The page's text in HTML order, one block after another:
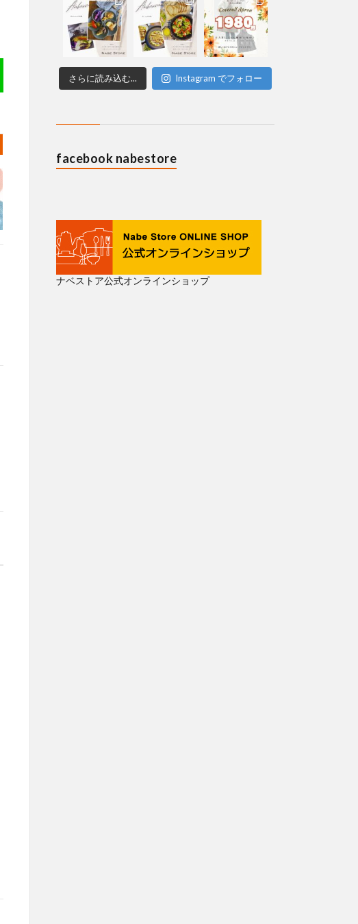
さらに読み込む... Instagram でフォロー
facebook nabestore
ナベストア公式オンラインショップ